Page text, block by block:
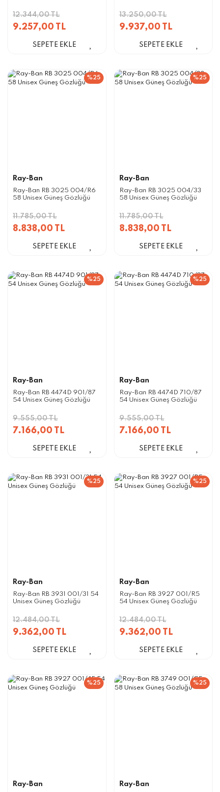
12.344,00 TL
9.257,00 TL
SEPETE EKLE
13.250,00 TL
9.937,00 TL
SEPETE EKLE
%25
Ray-Ban
Ray-Ban RB 3025 004/R6
58 Unisex Güneş Gözlüğü
11.785,00 TL
8.838,00 TL
SEPETE EKLE
%25
Ray-Ban
Ray-Ban RB 3025 004/33
58 Unisex Güneş Gözlüğü
11.785,00 TL
8.838,00 TL
SEPETE EKLE
%25
Ray-Ban
Ray-Ban RB 4474D 901/87
54 Unisex Güneş Gözlüğü
9.555,00 TL
7.166,00 TL
SEPETE EKLE
%25
Ray-Ban
Ray-Ban RB 4474D 710/87
54 Unisex Güneş Gözlüğü
9.555,00 TL
7.166,00 TL
SEPETE EKLE
%25
Ray-Ban
Ray-Ban RB 3931 001/31 54
Unisex Güneş Gözlüğü
12.484,00 TL
9.362,00 TL
SEPETE EKLE
%25
Ray-Ban
Ray-Ban RB 3927 001/R5
54 Unisex Güneş Gözlüğü
12.484,00 TL
9.362,00 TL
SEPETE EKLE
%25
Ray-Ban
%25
Ray-Ban